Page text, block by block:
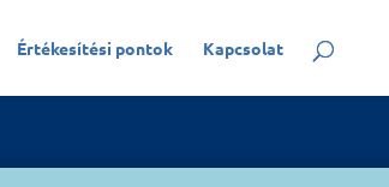
Értékesítési pontok Kapcsolat